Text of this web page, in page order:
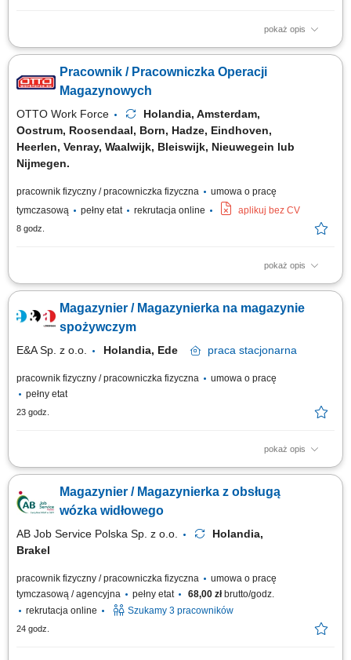
pokaż opis
Nasz Klient to to nowoczesna firma logistyczna z siedzibą w Oosterhout
łańcuchem dostaw na terenie Europy. Firma koncentruje się na spedycji i
logistyce intermodalnej, łącząc transport drogowy z innymi formami
Pracownik / Pracowniczka Operacji
Magazynowych
OTTO Work Force
Holandia, Amsterdam,
Oostrum, Roosendaal, Born, Hadze, Eindhoven,
Heerlen, Venray, Waalwijk, Bleiswijk, Nieuwegein lub
Nijmegen.
pracownik fizyczny / pracowniczka fizyczna
umowa o pracę
tymczasową
pełny etat rekrutacja online aplikuj bez CV
8 godz.
pokaż opis
Opis stanowiska: Kompletowanie zamówień przy wykorzystaniu
wysyłki oraz kontrola poprawności zamówień. Załadunek, rozładunek i
rozmieszczanie produktów w wyznaczonych strefach magazynu. Obsługa
Magazynier / Magazynierka na magazynie
spożywczym
E&A Sp. z o.o. Holandia, Ede praca stacjonarna
pracownik fizyczny / pracowniczka fizyczna
umowa o pracę
pełny etat
23 godz.
pokaż opis
Zakres obowiązków: zbieranie zamówień za pomocą zestawu
odpowiedniego klienta; rozładunek i załadunek towaru; sortowanie i
kontrola jakości; Wymagania: doświadczenie w magazynach
Magazynier / Magazynierka z obsługą
wózka widłowego
AB Job Service Polska Sp. z o.o.
Holandia,
Brakel
pracownik fizyczny / pracowniczka fizyczna
umowa o pracę
tymczasową / agencyjna
pełny etat 68,00 złbrutto/godz.
rekrutacja online
Szukamy 3 pracowników
24 godz.